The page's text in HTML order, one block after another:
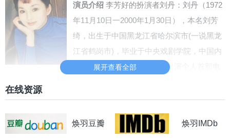
演员介绍 李芳好的扮演者刘丹 ：刘丹（1972
年11月10日一2000年1月30日），本名刘芳
绮，出生于中国黑龙江省哈尔滨市(一说黑龙
江省鹤岗市)，毕业于中央戏剧学院，中国内
地女演员、舞者。1993年，出演个人首部电
刘丹电影 刘丹电视剧
展开查看全部
在线资源
焕羽豆瓣 焕羽IMDb